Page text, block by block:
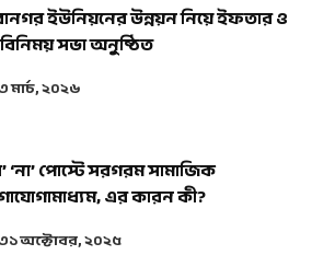
ইউনিয়নের উন্নয়ন নিয়ে ইফতার ও
সভা অনুষ্ঠিত
মার্চ, ২০২৬
‘না’ পোস্টে সরগরম সামাজিক
এর কারন কী?
অক্টোবর, ২০২৫